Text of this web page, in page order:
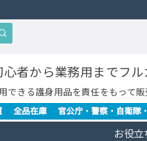
者から業務用までフル
できる護身用品を責任をもって
お役立